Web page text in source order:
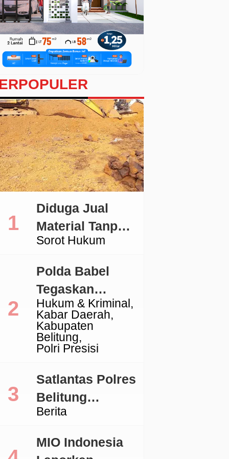
Sorot Hukum
Diduga Jual
Material Tanpa
Izin, Aktivitas
Lingga Jadi
Sorotan
Hukum & Kriminal
Kabar Daerah
Kabupaten
Belitung
Polri Presisi
Polda Babel
Tegaskan
Komitmen
Penegakan
Hukum Terkait
Pasir Timah
Ilegal Di
Belitung
Berita
Satlantas Polres
Belitung
Tertibkan
dengan TNKB
MIO Indonesia